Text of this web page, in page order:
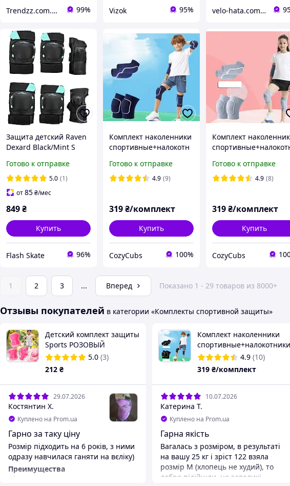
Trendzz.com.ua 99% Vizok 95% velo-hata.com.ua Магазин товарів для активного спорту та відпочинку
Защита детский Raven
Dexard Black/Mint S
Готово к отправке
5.0 (1)
от85₴/мес
849₴
Купить
Flash Skate 96%
Комплект наколенники
спортивные+налокотн
волейбола, бега и
других видов спорта.
Готово к отправке
4.9 (9)
319₴/комплект
Купить
CozyCubs 100%
Комплект
волейбола, бега и
других видов
Готово к отправке
4.9 (8)
319₴/комплект
Купить
CozyCubs
1 2 3 ... Вперед Показано 1 - 29 товаров из 8000+
Отзывы покупателей в категории «Комплекты спортивной защиты»
Детский комплект защиты
Sports РОЗОВЫЙ
наколенники,
налокотники, защита
5.0 (3)
212 ₴
29.07.2026
Костянтин Х.
Куплено на Prom.ua
Гарно за таку ціну
Розмір підходить на 6 років, з ними
одразу навчилася ганяти на вєліку)
Преимущества
Ціна
Комплект наколенники
спортивные+налокотники
для футбола, волейбола,
бега и других видов
4.9 (10)
319 ₴/комплект
10.07.2026
Катерина Т.
Куплено на Prom.ua
Гарна якість
Вагалась з розміром, в результаті
на вашу 25 кг і зріст 122 взяла
розмір М (хлопець не худий), то
добре підійшли, не завеликі